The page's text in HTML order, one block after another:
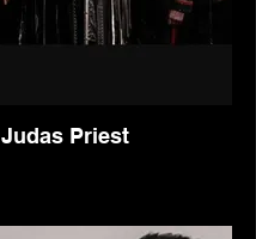
Judas Priest